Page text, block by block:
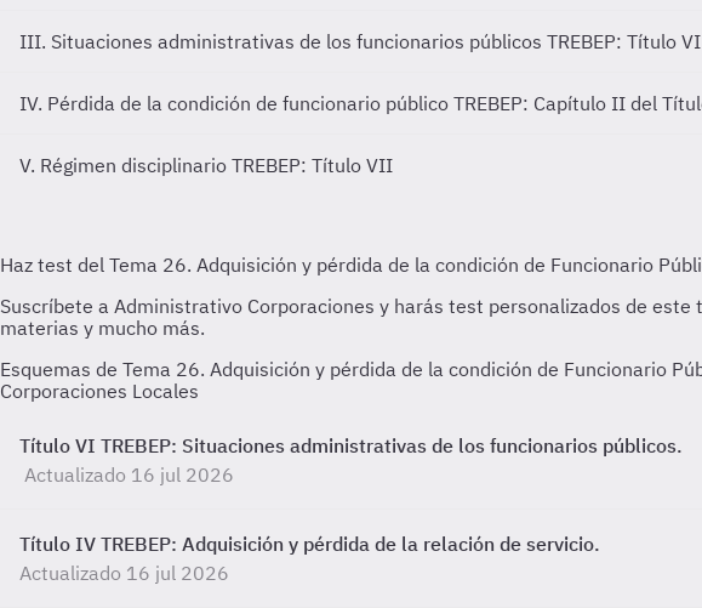
III. Situaciones administrativas de los funcionarios públicos TREBEP: Título VI
IV. Pérdida de la condición de funcionario público TREBEP: Capítulo II del
V. Régimen disciplinario TREBEP: Título VII
Esquemas de Tema 26. Adquisición y pérdida de la condición de Funcionario
Corporaciones Locales
Título VI TREBEP: Situaciones administrativas de los funcionarios públicos.
Actualizado 16 jul 2026
Título IV TREBEP: Adquisición y pérdida de la relación de servicio.
Actualizado 16 jul 2026